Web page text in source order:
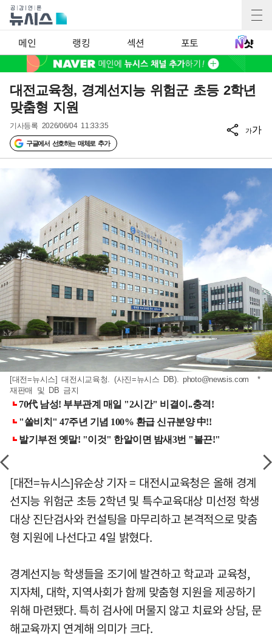
메인 랭킹 섹션 포토
대전교육청, 경계선지능 위험군 초등 2학년
맞춤형 지원
기사등록 2026/06/04 11:33:35
구글에서 선호하는 매체로 추가
가가
[대전=뉴시스] 대전시교육청. (사진=뉴시스 DB). photo@newsis.com *
재판매 및 DB 금지
[대전=뉴시스]유순상 기자 = 대전시교육청은 올해 경계
선지능 위험군 초등 2학년 및 특수교육대상 미선정 학생
대상 진단검사와 컨설팅을 마무리하고 본격적으로 맞춤
형 지원에 나선다고 4일 밝혔다.
경계선지능 학생들을 조기에 발견하고 학교과 교육청,
지자체, 대학, 지역사회가 함께 맞춤형 지원을 제공하기
위해 마련됐다. 특히 검사에 머물지 않고 치료와 상담, 문
해교육까지 연계해 의미가 크다.